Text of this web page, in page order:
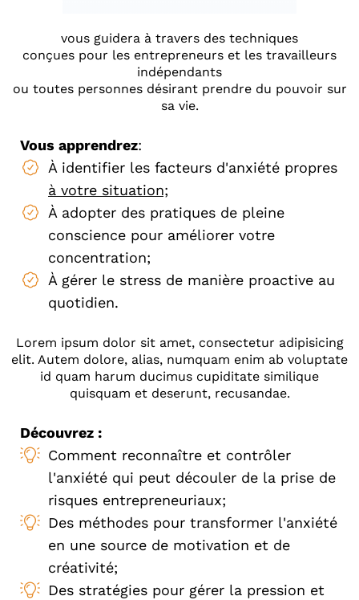
vous guidera à travers des techniques
conçues pour les entrepreneurs et les travailleurs
indépendants
ou toutes personnes désirant prendre du pouvoir sur
sa vie.
Vous apprendrez:
À identifier les facteurs d'anxiété propres
à votre situation;
À adopter des pratiques de pleine
conscience pour améliorer votre
concentration;
À gérer le stress de manière proactive au
quotidien.
Lorem ipsum dolor sit amet, consectetur adipisicing
elit. Autem dolore, alias, numquam enim ab voluptate
id quam harum ducimus cupiditate similique
quisquam et deserunt, recusandae.
Découvrez :
Comment reconnaître et contrôler
l'anxiété qui peut découler de la prise de
risques entrepreneuriaux;
Des méthodes pour transformer l'anxiété
en une source de motivation et de
créativité;
Des stratégies pour gérer la pression et